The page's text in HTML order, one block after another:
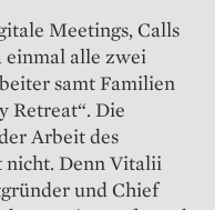
Meetings, Calls
einmal alle zwei
samt Familien
Retreat“. Die
Arbeit des
nicht. Denn Vitalii
und Chief